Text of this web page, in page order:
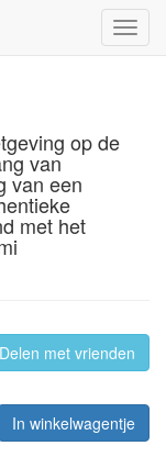
op de
van
van een
met het
met vrienden
In winkelwagentje